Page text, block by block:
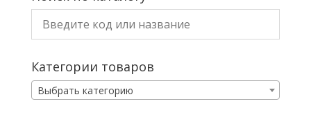
Категории товаров
Выбрать категорию